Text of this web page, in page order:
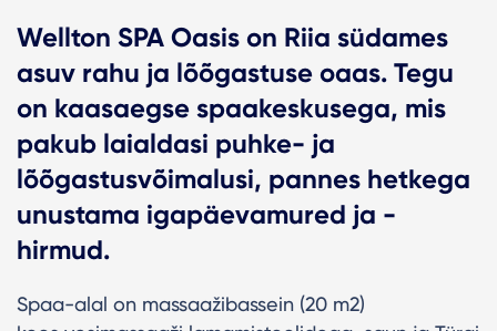
Wellton SPA Oasis on Riia südames
asuv rahu ja lõõgastuse oaas. Tegu
on kaasaegse spaakeskusega, mis
pakub laialdasi puhke- ja
lõõgastusvõimalusi, pannes hetkega
unustama igapäevamured ja -
hirmud.
Spaa-alal on massaažibassein (20 m2)